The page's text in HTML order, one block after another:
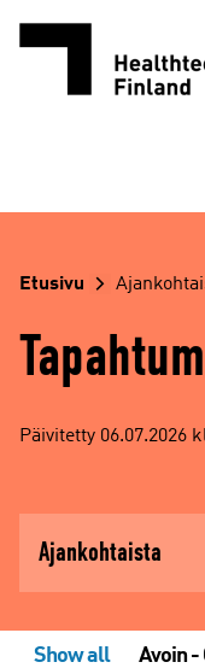
Etusivu
Päivitetty 06.07.2026
Ajankohtaista
Show all Avoin -